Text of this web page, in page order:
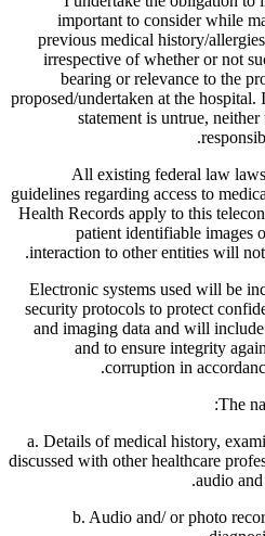
important to consider while
previous medical history/
irrespective of whether or not
bearing or relevance to the
proposed/undertaken at the hospital.
statement is untrue,
All existing federal law
guidelines regarding access to
Health Records apply to this
patient identifiable images
interaction to other entities will
Electronic systems used will be
security protocols to protect
and imaging data and will include
and to ensure integrity
corruption in
The
a. Details of medical history,
discussed with other healthcare
audio
b. Audio and/ or photo